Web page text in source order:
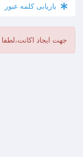
بازیابی کلمه عبور
جهت ایجاد اکانت،لطفا